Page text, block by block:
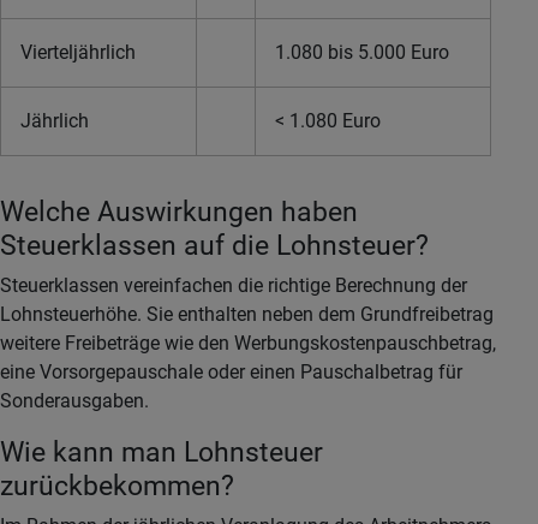
Vierteljährlich 1.080 bis 5.000 Euro
Jährlich < 1.080 Euro
Welche Auswirkungen haben
Steuerklassen auf die Lohnsteuer?
Steuerklassen vereinfachen die richtige Berechnung der
Lohnsteuerhöhe. Sie enthalten neben dem Grundfreibetrag
weitere Freibeträge wie den Werbungskostenpauschbetrag,
eine Vorsorgepauschale oder einen Pauschalbetrag für
Sonderausgaben.
Wie kann man Lohnsteuer
zurückbekommen?